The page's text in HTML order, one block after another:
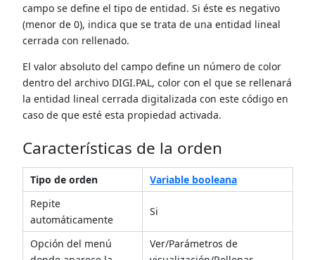
campo se define el tipo de entidad. Si éste es negativo
(menor de 0), indica que se trata de una entidad lineal
cerrada con rellenado.
El valor absoluto del campo define un número de color
dentro del archivo DIGI.PAL, color con el que se rellenará
la entidad lineal cerrada digitalizada con este código en
caso de que esté esta propiedad activada.
Características de la orden
Tipo de orden
Variable booleana
Repite
automáticamente
Si
Opción del menú
Ver/Parámetros de